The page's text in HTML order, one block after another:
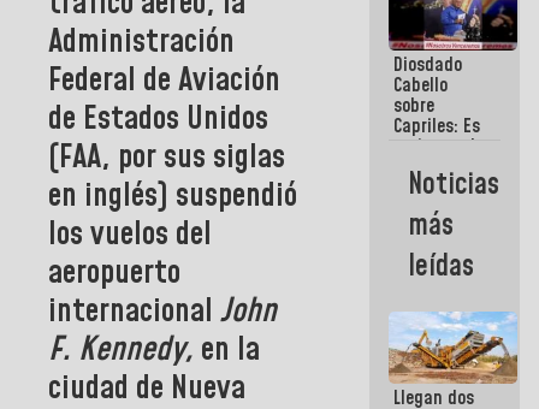
Administración
Federal de Aviación
de Estados Unidos
(FAA, por sus siglas
en inglés) suspendió
los vuelos del
aeropuerto
internacional John
F. Kennedy, en la
ciudad de Nueva
quemar el
país ante la
ausencia de
políticos
verdaderos
Diosdado
Cabello
sobre
Capriles: Es
un inmoral
de la
política
Noticias
más
leídas
Llegan dos